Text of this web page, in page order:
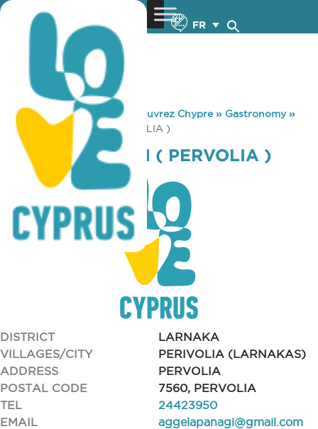
FR
You are here: Home »Découvrez Chypre» Gastronomy»
PYRGOS TAVERN ( PERVOLIA )
PYRGOS TAVERN ( PERVOLIA )
DISTRICT
LARNAKA
VILLAGES/CITY
PERIVOLIA (LARNAKAS)
ADDRESS
PERVOLIA
POSTAL CODE
7560, PERVOLIA
TEL
24423950
EMAIL
aggelapanagi@gmail.com